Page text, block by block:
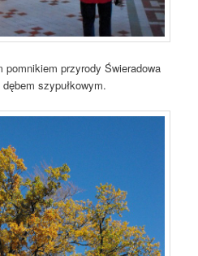
przyrody Świeradowa
szypułkowym.